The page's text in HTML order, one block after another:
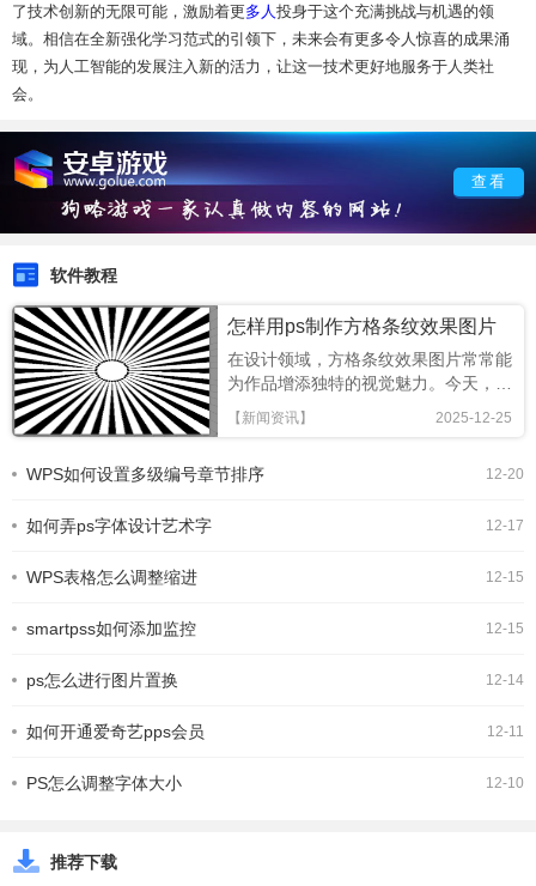
了技术创新的无限可能，激励着更多人 投身于这个充满挑战与机遇的领
域。相信在全新强化学习范式的引领下，未来会有更多令人惊喜的成果涌
现，为人工智能的发展注入新的活力，让这一技术更好地服务于人类社
会。
查看
软件教程
怎样用ps制作方格条纹效果图片
在设计领域，方格条纹效果图片常常能
为作品增添独特的视觉魅力。今天，就
让我们一起来学习如何用
photoshop（简称ps）制作出令人满意
先，确保你已经安装了photoshop软
2025-12-25
【新闻资讯】
12-20
WPS如何设置多级编号章节排序
12-17
如何弄ps字体设计艺术字
12-15
WPS表格怎么调整缩进
12-15
smartpss如何添加监控
12-14
ps怎么进行图片置换
12-11
如何开通爱奇艺pps会员
12-10
PS怎么调整字体大小
推荐下载